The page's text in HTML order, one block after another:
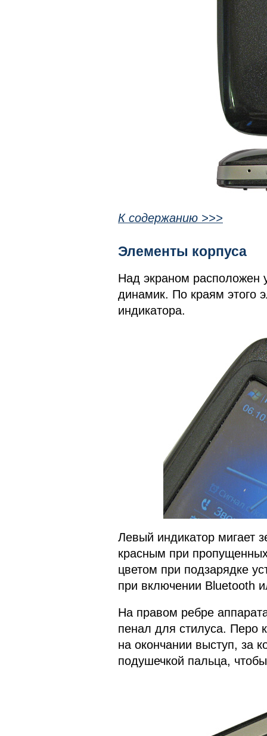
К содержанию >>>
Элементы корпуса
Над экраном расположен
динамик. По краям этого
индикатора.
Левый индикатор мигает
красным при
цветом при подзарядке
при включении Bluetooth
На правом ребре
пенал для стилуса. Перо
на окончании выступ, за
подушечкой пальца,